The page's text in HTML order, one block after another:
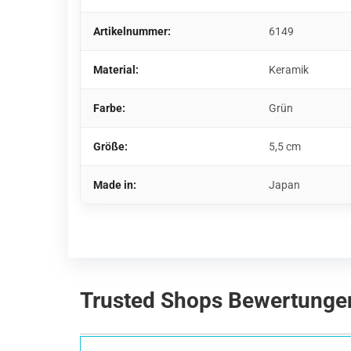
Artikelnummer: 6149
Material: Keramik
Farbe: Grün
Größe: 5,5 cm
Made in: Japan
Trusted Shops